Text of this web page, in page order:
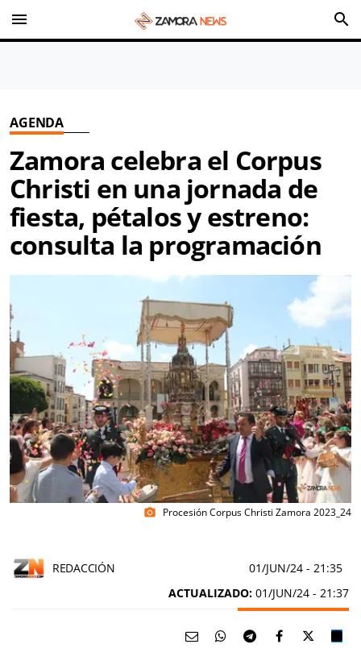
menu search
AGENDA
Zamora celebra el Corpus
Christi en una jornada de
fiesta, pétalos y estreno:
consulta la programación
photo_camera Procesión Corpus Christi Zamora 2023_24
REDACCIÓN 01/JUN/24 - 21:35
ACTUALIZADO: 01/JUN/24 - 21:37